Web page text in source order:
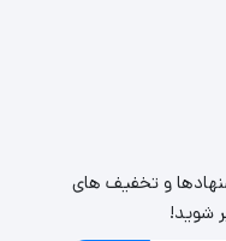
و تخفیف های
شوید!